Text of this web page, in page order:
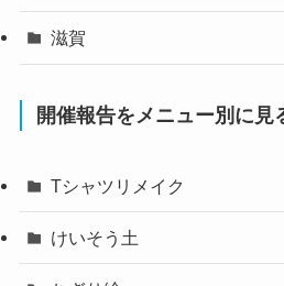
滋賀
開催報告をメニュー別に見
Tシャツリメイク
けいそう土